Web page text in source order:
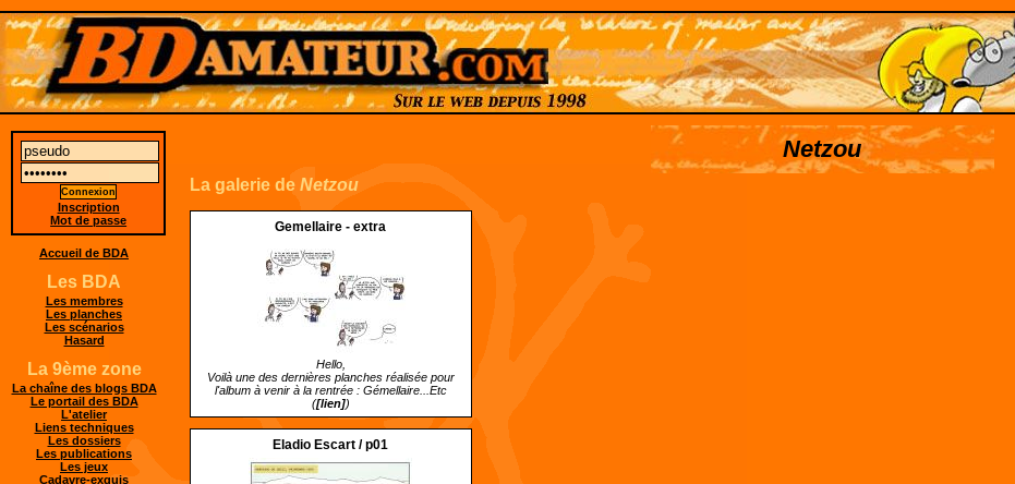
Netzou
La galerie de Netzou
Gemellaire - extra
Hello,
Voilà une des dernières planches réalisée pour
l'album à venir à la rentrée : Gémellaire...Etc
([lien])
Eladio Escart / p01
Inscription
Mot de passe
Accueil de BDA
Les BDA
Les membres
Les planches
Les scénarios
Hasard
La 9ème zone
La chaîne des blogs BDA
Le portail des BDA
L'atelier
Liens techniques
Les dossiers
Les publications
Les jeux
Cadavre-exquis